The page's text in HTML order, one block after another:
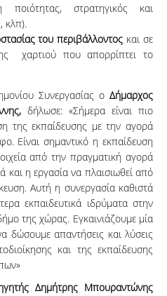
ποιότητας, στρατηγικός και
κλπ).
του περιβάλλοντος και σε
χαρτιού που απορρίπτει το
Συνεργασίας ο Δήμαρχος
δήλωσε: «Σήμερα είναι πιο
της εκπαίδευσης με την αγορά
Είναι σημαντικό η εκπαίδευση
από την πραγματική αγορά
και η εργασία να πλαισιωθεί από
Αυτή η συνεργασία καθιστά
εκπαιδευτικά ιδρύματα στην
της χώρας. Εγκαινιάζουμε μία
δώσουμε απαντήσεις και λύσεις
και της εκπαίδευσης
Δημήτρης Μπουραντώνης